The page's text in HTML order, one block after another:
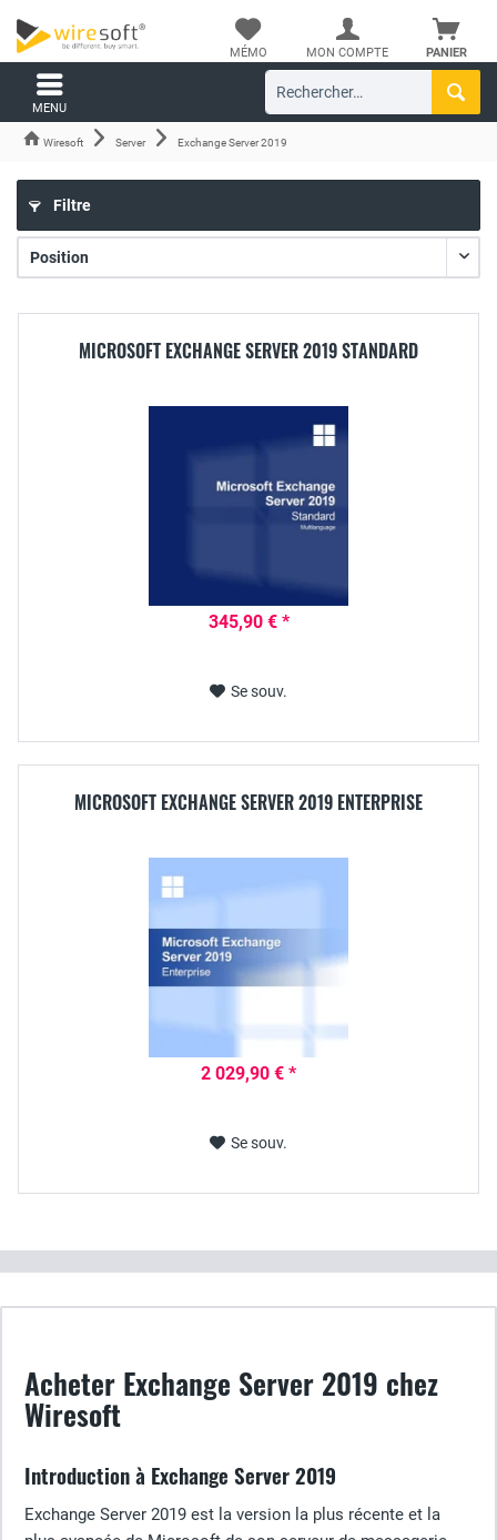
PANIER
MÉMO MON COMPTE
MENU
Wiresoft Server Exchange Server 2019
Filtre
MICROSOFT EXCHANGE SERVER 2019 STANDARD
345,90 € *
Se souv.
MICROSOFT EXCHANGE SERVER 2019 ENTERPRISE
2 029,90 € *
Se souv.
Acheter Exchange Server 2019 chez
Wiresoft
Introduction à Exchange Server 2019
Exchange Server 2019 est la version la plus récente et la